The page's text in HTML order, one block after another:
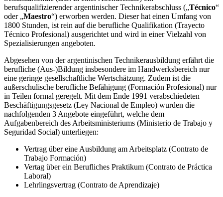
berufsqualifizierender argentinischer Technikerabschluss („Técnico“
oder „Maestro“) erworben werden. Dieser hat einen Umfang von
1800 Stunden, ist rein auf die berufliche Qualifikation (Trayecto
Técnico Profesional) ausgerichtet und wird in einer Vielzahl von
Spezialisierungen angeboten.
Abgesehen von der argentinischen Technikerausbildung erfährt die
berufliche (Aus-)Bildung insbesondere im Handwerksbereich nur
eine geringe gesellschaftliche Wertschätzung. Zudem ist die
außerschulische berufliche Befähigung (Formación Profesional) nur
in Teilen formal geregelt. Mit dem Ende 1991 verabschiedeten
Beschäftigungsgesetz (Ley Nacional de Empleo) wurden die
nachfolgenden 3 Angebote eingeführt, welche dem
Aufgabenbereich des Arbeitsministeriums (Ministerio de Trabajo y
Seguridad Social) unterliegen:
Vertrag über eine Ausbildung am Arbeitsplatz (Contrato de
Trabajo Formación)
Vertag über ein Berufliches Praktikum (Contrato de Práctica
Laboral)
Lehrlingsvertrag (Contrato de Aprendizaje)